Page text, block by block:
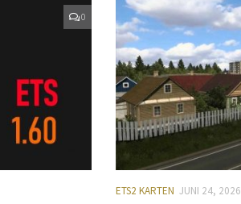
0
ETS2 KARTEN JUNI 24, 2026